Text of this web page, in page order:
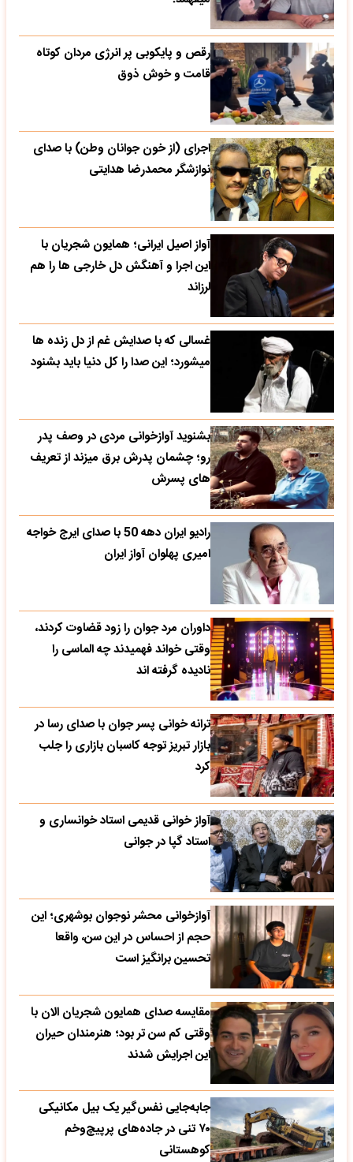
رقص و پایکوبی پر انرژی مردان کوتاه
قامت و خوش ذوق
اجرای (از خون جوانان وطن) با صدای
نوازشگر محمدرضا هدایتی
آواز اصیل ایرانی؛ همایون شجریان با
این اجرا و آهنگش دل خارجی ها را هم
لرزاند
غسالی که با صدایش غم از دل زنده ها
میشورد؛ این صدا را کل دنیا باید بشنود
بشنوید آوازخوانی مردی در وصف پدر
رو؛ چشمان پدرش برق میزند از تعریف
های پسرش
رادیو ایران دهه 50 با صدای ایرج خواجه
امیری پهلوان آواز ایران
داوران مرد جوان را زود قضاوت کردند،
وقتی خواند فهمیدند چه الماسی را
نادیده گرفته اند
ترانه خوانی پسر جوان با صدای رسا در
بازار تبریز توجه کاسبان بازاری را جلب
کرد
آواز خوانی قدیمی استاد خوانساری و
استاد گپا در جوانی
آوازخوانی محشر نوجوان بوشهری؛ این
حجم از احساس در این سن، واقعا
تحسین‌ برانگیز است
مقایسه صدای همایون شجریان الان با
وقتی کم سن تر بود؛ هنرمندان حیران
این اجرایش شدند
جابه‌جایی نفس‌گیر یک بیل مکانیکی
۷۰ تنی در جاده‌های پرپیچ‌وخم
کوهستانی